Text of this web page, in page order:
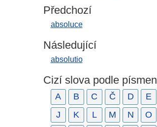
Předchozí
absoluce
Následující
absolutio
Cizí slova podle písmen
A B C Č D E
J
K L M N O